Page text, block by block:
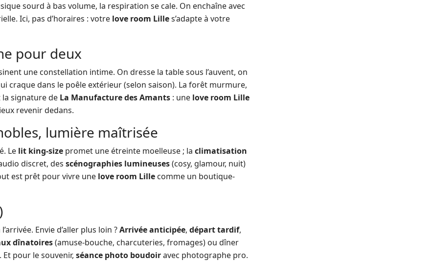
sourd à bas volume, la respiration se cale. On enchaîne avec
Ici, pas d’horaires : votre love room Lilles’adapte à votre
pour deux
une constellation intime. On dresse la table sous l’auvent, on
craque dans le poêle extérieur (selon saison). La forêt murmure,
la signature de La Manufacture des Amants : une love room Lille
revenir dedans.
lumière maîtrisée
Le lit king-size promet une étreinte moelleuse ; la climatisation
discret, des scénographies lumineuses(cosy, glamour, nuit)
est prêt pour vivre une love room Lille comme un boutique-
l’arrivée. Envie d’aller plus loin ?Arrivée anticipée, départ tardif,
dînatoires(amuse-bouche, charcuteries, fromages) ou dîner
pour le souvenir, séance photo boudoiravec photographe pro.